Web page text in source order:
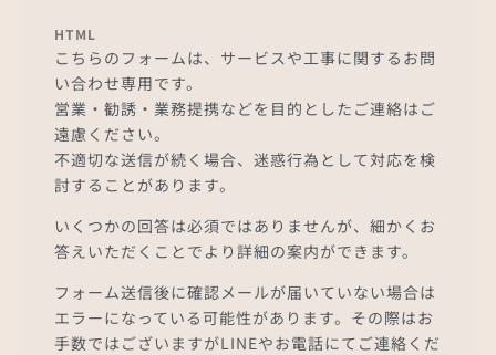
HTML
こちらのフォームは、サービスや工事に関するお問
い合わせ専用です。
営業・勧誘・業務提携などを目的としたご連絡はご
遠慮ください。
不適切な送信が続く場合、迷惑行為として対応を検
討することがあります。
いくつかの回答は必須ではありませんが、細かくお
答えいただくことでより詳細の案内ができます。
フォーム送信後に確認メールが届いていない場合は
エラーになっている可能性があります。その際はお
手数ではございますがLINEやお電話にてご連絡くだ